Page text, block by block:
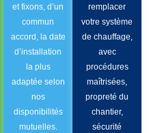
et fixons, d’un
commun
accord, la date
d’installation
la plus
adaptée selon
nos
disponibilités
mutuelles.
remplacer
votre système
de chauffage,
avec
procédures
maîtrisées,
propreté du
chantier,
sécurité